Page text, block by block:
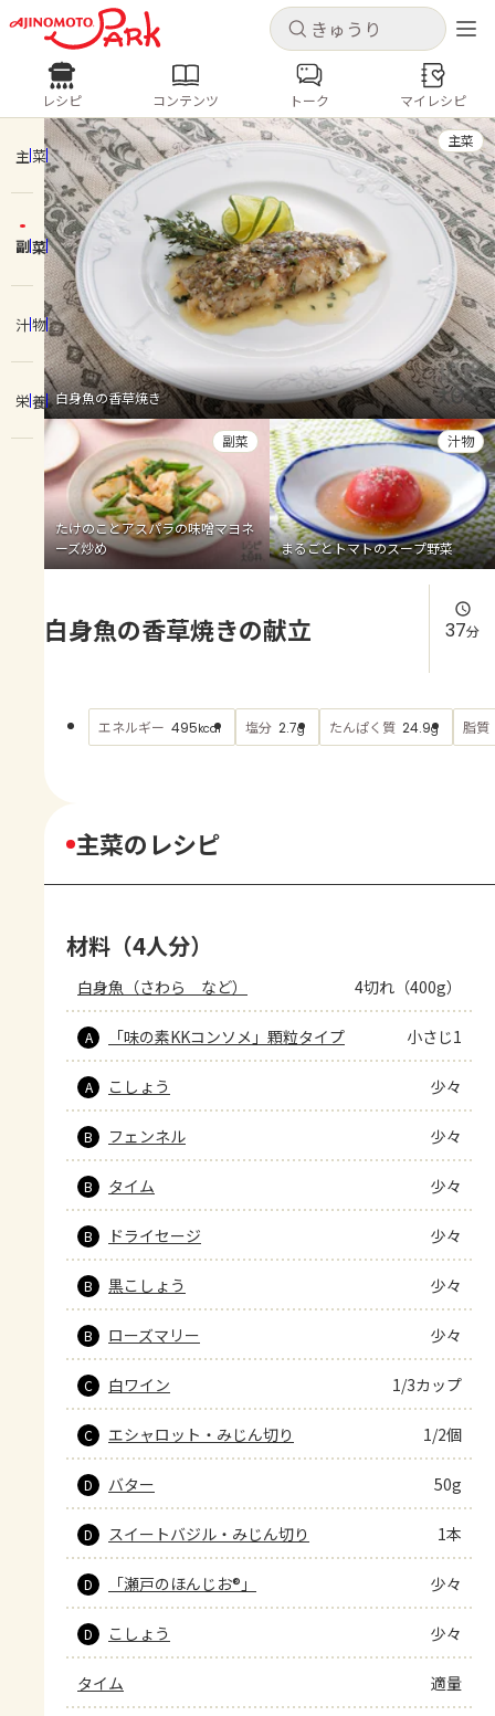
キャンセル
ログインするとレシピを保存できます
ログイン 新規登録
ホーム
コンテンツ
レシピ
トーク
よくあるお問い合わせ
お買い物
AJINOMOTO PARK とは
キャンセル
レシピ コンテンツ
人気の食材・レシピ
きゅうり なす トマト
とうもろこし
ピーマン
みょうが ゴーヤ
レシピ コンテンツ トーク マイレシピ
主菜
副菜
汁物
栄養 白身魚の香草焼き
主菜
たけのことアスパラの味噌マヨネ
ーズ炒め
副菜
まるごとトマトのスープ野菜
汁物
白身魚の香草焼きの献立 37分
エネルギー 495kcal 塩分 2.7g たんぱく質 24.9g 脂質
主菜のレシピ
材料（4人分）
白身魚（さわら　など） 4切れ（400g）
A 「味の素KKコンソメ」顆粒タイプ 小さじ1
A こしょう 少々
B フェンネル 少々
B タイム 少々
B ドライセージ 少々
B 黒こしょう 少々
B ローズマリー 少々
C 白ワイン 1/3カップ
C エシャロット・みじん切り 1/2個
D バター 50g
D スイートバジル・みじん切り 1本
D 「瀬戸のほんじお®」 少々
D こしょう 少々
タイム 適量